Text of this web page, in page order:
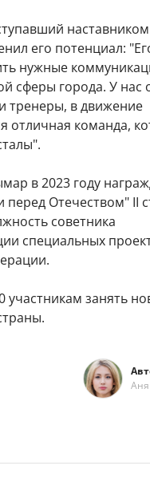
наставником
его потенциал:
нужные
сферы города. У нас
тренеры, в движение
отличная команда,
в 2023 году
Отечеством" II
советника
специальных
занять
Аня